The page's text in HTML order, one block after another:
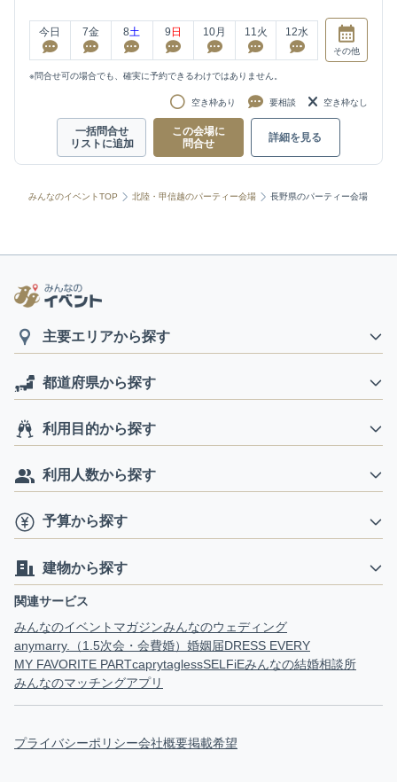
今日 7金 8土 9 日 10月 11火 12水
その他
※問合せ可の場合でも、確実に予約できるわけではありません。
空き枠あり 要相談 空き枠なし
一括問合せ
リストに追加
この会場に
問合せ
詳細を見る
みんなのイベントTOP 北陸・甲信越のパーティー会場 長野県のパーティー会場
主要エリアから探す
都道府県から探す
利用目的から探す
利用人数から探す
予算から探す
建物から探す
関連サービス
みんなのイベントマガジンみんなのウェディング
anymarry.（1.5次会・会費婚） 婚姻届DRESS EVERY
MY FAVORITE PARTcaprytaglessSELFiEみんなの結婚相談所
みんなのマッチングアプリ
プライバシーポリシー会社概要掲載希望